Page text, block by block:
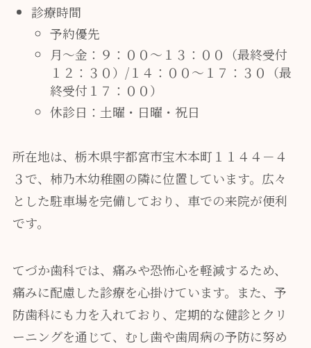
診療時間
予約優先
月～金：９：００～１３：００（最終受付
１２：３０）/１４：００～１７：３０（最
終受付１７：００）
休診日：土曜・日曜・祝日
所在地は、栃木県宇都宮市宝木本町１１４４－４
３で、柿乃木幼稚園の隣に位置しています。広々
とした駐車場を完備しており、車での来院が便利
です。
てづか歯科では、痛みや恐怖心を軽減するため、
痛みに配慮した診療を心掛けています。また、予
防歯科にも力を入れており、定期的な健診とクリ
ーニングを通じて、むし歯や歯周病の予防に努め